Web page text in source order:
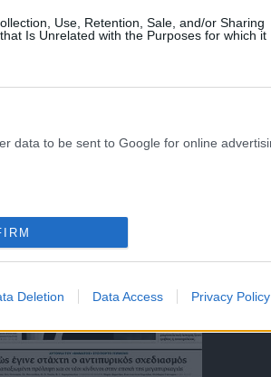
Use, Retention, Sale, and/or Sharing
Is Unrelated with the Purposes for which it
data to be sent to Google for online
Deletion Data Access Privacy Policy